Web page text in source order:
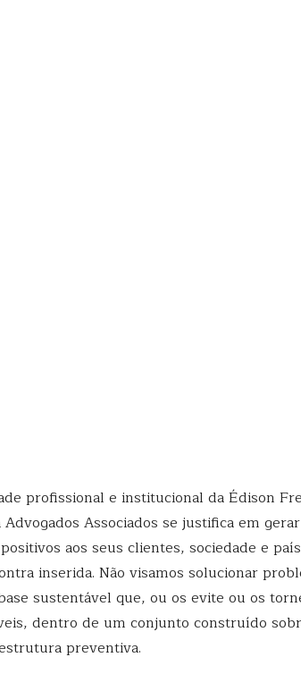
profissional e institucional da Édison
Associados se justifica em gerar
aos seus clientes, sociedade e
inserida. Não visamos solucionar
sustentável que, ou os evite ou os
dentro de um conjunto construído
preventiva.